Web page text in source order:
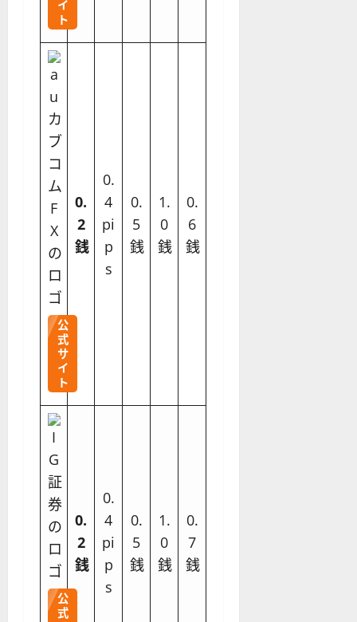
イ
ト
公
式
サ
イ
ト
0.
2
銭
0.
4
pi
p
s
0.
5
銭
1.
0
銭
0.
6
銭
公
式
0.
2
銭
0.
4
pi
p
s
0.
5
銭
1.
0
銭
0.
7
銭